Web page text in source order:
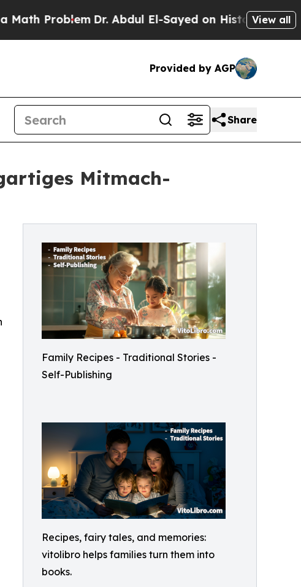
Dr. Abdul El-Sayed on Historic Michigan Win:View all
Provided by AGP
Share
Mitmach-
Family Recipes - Traditional Stories -
Self-Publishing
Recipes, fairy tales, and memories:
vitolibro helps families turn them into
books.